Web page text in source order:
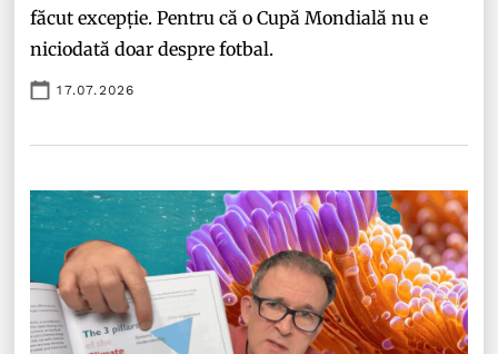
făcut excepție. Pentru că o Cupă Mondială nu e
niciodată doar despre fotbal.
17.07.2026